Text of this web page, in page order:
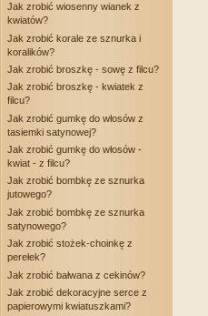
Jak zrobić wiosenny wianek z
kwiatów?
Jak zrobić korale ze sznurka i
koralików?
Jak zrobić broszkę - sowę z filcu?
Jak zrobić broszkę - kwiatek z
filcu?
Jak zrobić gumkę do włosów z
tasiemki satynowej?
Jak zrobić gumkę do włosów -
kwiat - z filcu?
Jak zrobić bombkę ze sznurka
jutowego?
Jak zrobić bombkę ze sznurka
satynowego?
Jak zrobić stożek-choinkę z
perełek?
Jak zrobić bałwana z cekinów?
Jak zrobić dekoracyjne serce z
papierowymi kwiatuszkami?